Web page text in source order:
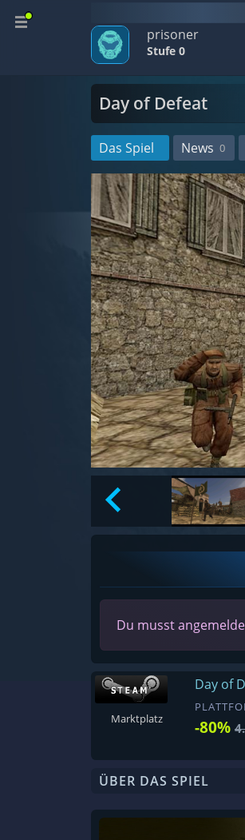
prisoner
Stufe 0
Day of Defeat
Das Spiel News 0
Du musst
Marktplatz
Day of
-80%
ÜBER DAS SPIEL